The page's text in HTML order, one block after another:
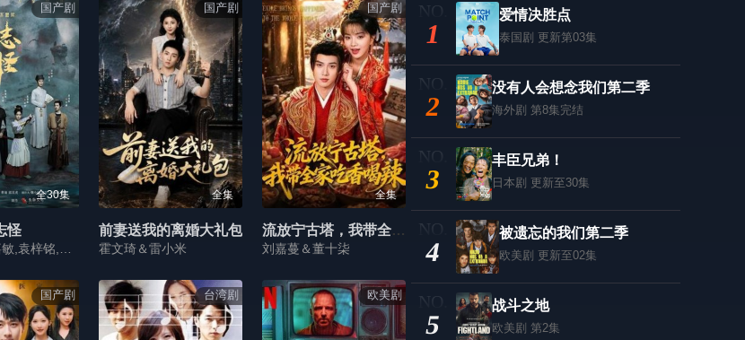
国产剧
全30集
怪
国产剧
全集
前妻送我的离婚大礼包
霍文琦＆雷小米
国产剧
全集
流放宁古塔，我带全家吃香喝辣
刘嘉蔓＆董十柒
国产剧 台湾剧 欧美剧
1
爱情决胜点
泰国剧 更新第03集
2
没有人会想念我们第二季
海外剧 第8集完结
3
丰臣兄弟！
日本剧 更新至30集
4
被遗忘的我们第二季
欧美剧 更新至02集
5
战斗之地
欧美剧 第2集